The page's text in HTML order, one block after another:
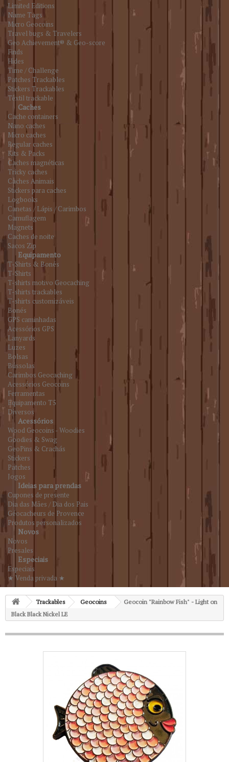
Limited Editions
Name Tags
Micro Geocoins
Travel bugs & Travelers
Geo Achievement® & Geo-score
Finds
Hides
Time / Challenge
Patches Trackables
Stickers Trackables
Têxtil trackable
Caches
Cache containers
Nano caches
Micro caches
Regular caches
Kits & Packs
Caches magnéticas
Tricky caches
Caches Animais
Stickers para caches
Logbooks
Canetas / Lápis / Carimbos
Camuflagem
Magnets
Caches de noite
Sacos Zip
Equipamento
T-Shirts & Bonés
T-Shirts
T-shirts motivo Geocaching
T-shirts trackables
T-shirts customizáveis
Bonés
GPS caminhadas
Acessórios GPS
Lanyards
Luzes
Bolsas
Bússolas
Carimbos Geocaching
Acessórios Geocoins
Ferramentas
Equipamento T5
Diversos
Acessórios
Wood Geocoins - Woodies
Goodies & Swag
GeoPins & Crachás
Stickers
Patches
Jogos
Ideias para prendas
Cupones de presente
Dia das Mães / Dia dos Pais
Géocacheurs de Provence
Produtos personalizados
Novos
Novos
Presales
Especiais
Especiais
★ Venda privada ★
Trackables Geocoins
Geocoin "Rainbow Fish" - Light on
Black Black Nickel LE